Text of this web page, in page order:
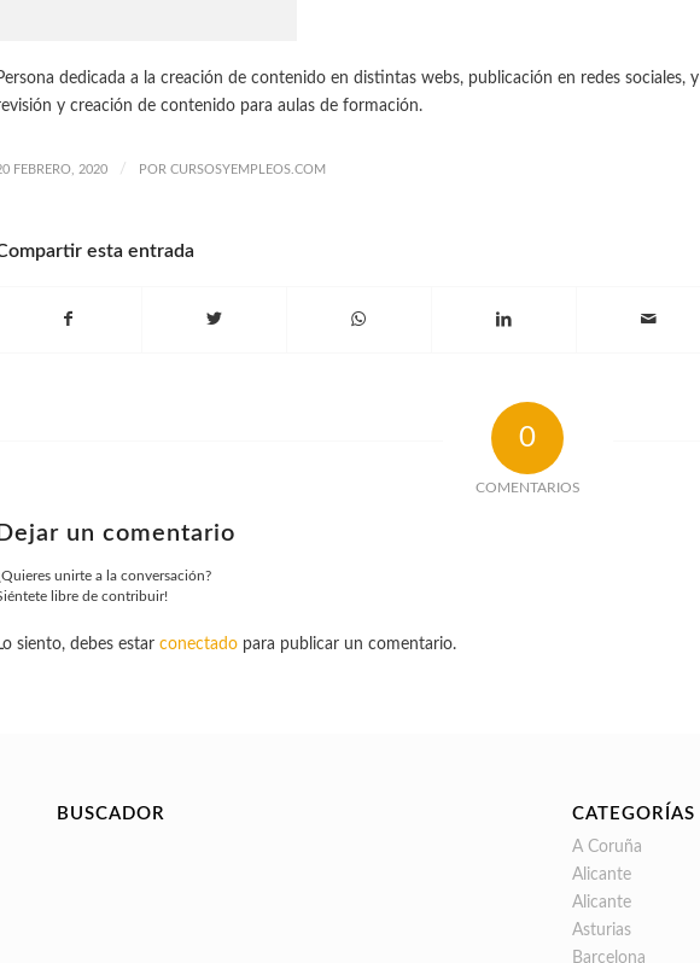
dedicada a la creación de contenido en distintas webs, publicación en redes sociales, y
y creación de contenido para aulas de formación.
FEBRERO, 2020 / POR CURSOSYEMPLEOS.COM
esta entrada
0
COMENTARIOS
Dejar un comentario
unirte a la conversación?
libre de contribuir!
Lo siento, debes estar conectadopara publicar un comentario.
BUSCADOR CATEGORÍAS
A Coruña
Alicante
Alicante
Asturias
Barcelona